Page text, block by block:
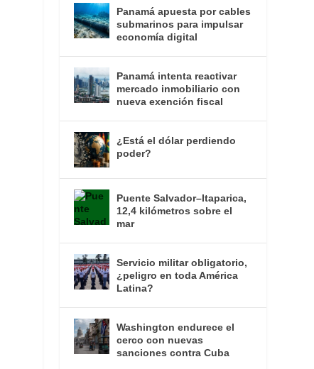
Panamá apuesta por cables
submarinos para impulsar
economía digital
Panamá intenta reactivar
mercado inmobiliario con
nueva exención fiscal
¿Está el dólar perdiendo
poder?
Puente Salvador–Itaparica,
12,4 kilómetros sobre el
mar
Servicio militar obligatorio,
¿peligro en toda América
Latina?
Washington endurece el
cerco con nuevas
sanciones contra Cuba